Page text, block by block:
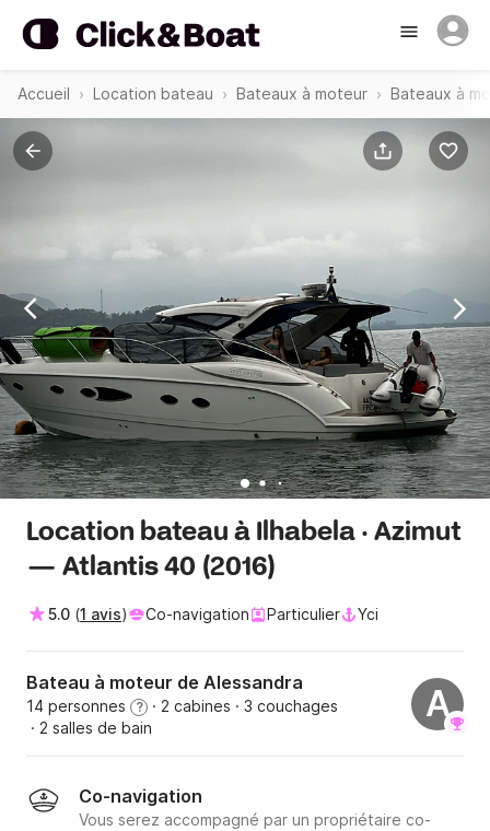
Accueil Location bateau Bateaux à moteur Bateaux à
Location bateau à Ilhabela · Azimut
— Atlantis 40 (2016)
5.0 (1 avis) Co-navigation Particulier Yci
Bateau à moteur de Alessandra
14 personnes ? · 2 cabines · 3 couchages
· 2 salles de bain
A
Co-navigation
Vous serez accompagné par un propriétaire co-